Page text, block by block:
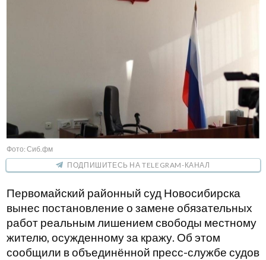
Фото: Сиб.фм
ПОДПИШИТЕСЬ НА TELEGRAM-КАНАЛ
Первомайский районный суд Новосибирска
вынес постановление о замене обязательных
работ реальным лишением свободы местному
жителю, осужденному за кражу. Об этом
сообщили в объединённой пресс-службе судов